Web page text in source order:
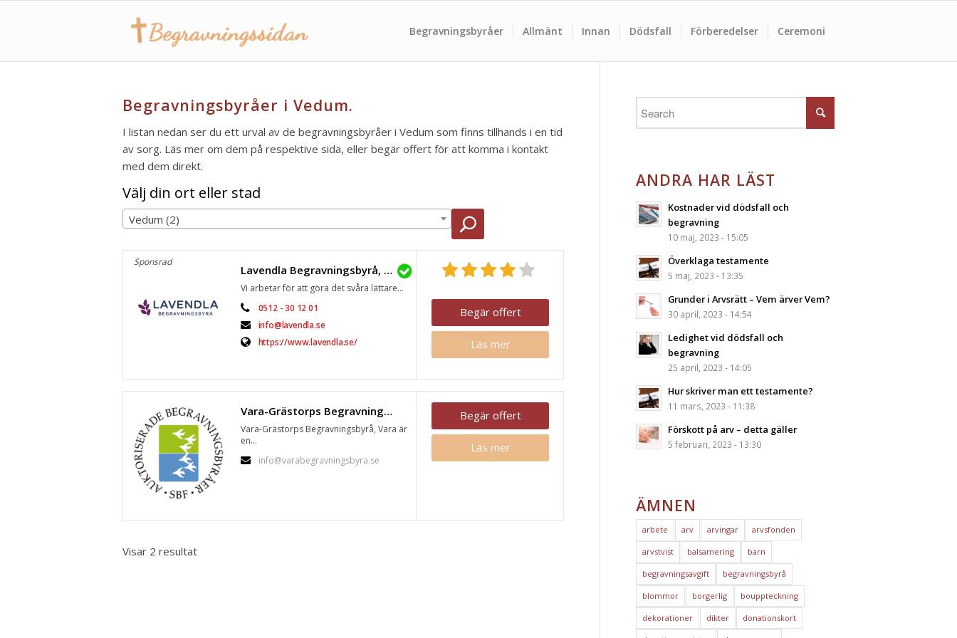
Begravningsbyråer Allmänt Innan Dödsfall Förberedelser Ceremoni
Begravningsbyråer i Vedum.
I listan nedan ser du ett urval av de begravningsbyråer i Vedum som finns tillhands i en tid
av sorg. Läs mer om dem på respektive sida, eller begär offert för att komma i kontakt
med dem direkt.
Välj din ort eller stad
Vedum (2)
Sponsrad
Lavendla Begravningsbyrå, Vara
Vi arbetar för att göra det svåra lättare...
0512 - 30 12 01
info@lavendla.se
https://www.lavendla.se/
Begär offert
Läs mer
Vara-Grästorps Begravningsbyrå, Vara
Vara-Grästorps Begravningsbyrå, Vara är
en...
info@varabegravningsbyra.se
Begär offert
Läs mer
Visar 2 resultat
ANDRA HAR LÄST
Kostnader vid dödsfall och
begravning
10 maj, 2023 - 15:05
Överklaga testamente
5 maj, 2023 - 13:35
Grunder i Arvsrätt – Vem ärver Vem?
30 april, 2023 - 14:54
Ledighet vid dödsfall och
begravning
25 april, 2023 - 14:05
Hur skriver man ett testamente?
11 mars, 2023 - 11:38
Förskott på arv – detta gäller
5 februari, 2023 - 13:30
ÄMNEN
arbete arv arvingar arvsfonden
arvstvist balsamering barn
begravningsavgift begravningsbyrå
blommor borgerlig bouppteckning
dekorationer dikter donationskort